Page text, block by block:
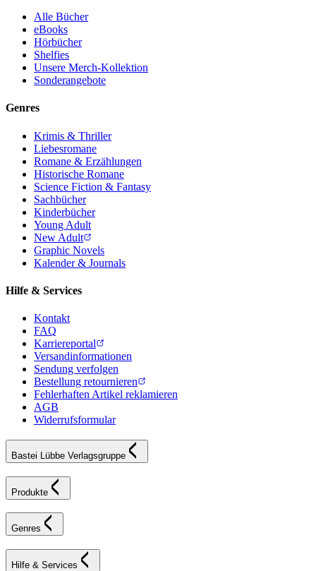
Alle Bücher
eBooks
Hörbücher
Shelfies
Unsere Merch-Kollektion
Sonderangebote
Genres
Krimis & Thriller
Liebesromane
Romane & Erzählungen
Historische Romane
Science Fiction & Fantasy
Sachbücher
Kinderbücher
Young Adult
New Adult
Graphic Novels
Kalender & Journals
Hilfe & Services
Kontakt
FAQ
Karriereportal
Versandinformationen
Sendung verfolgen
Bestellung retournieren
Fehlerhaften Artikel reklamieren
AGB
Widerrufsformular
Bastei Lübbe Verlagsgruppe
Produkte
Genres
Hilfe & Services